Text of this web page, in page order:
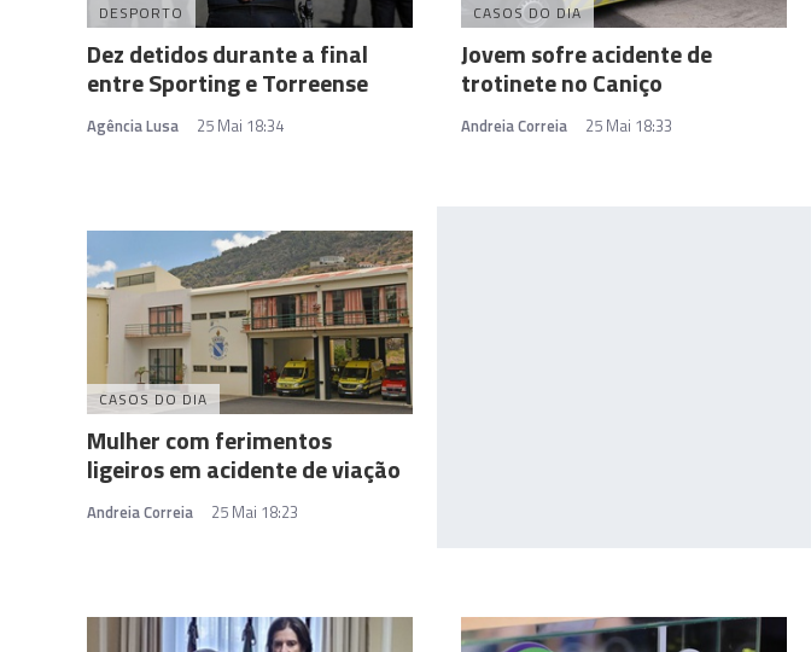
DESPORTO
Dez detidos durante a final
entre Sporting e Torreense
Agência Lusa 25 Mai 18:34
CASOS DO DIA
Jovem sofre acidente de
trotinete no Caniço
Andreia Correia 25 Mai 18:33
CASOS DO DIA
Mulher com ferimentos
ligeiros em acidente de viação
Andreia Correia 25 Mai 18:23